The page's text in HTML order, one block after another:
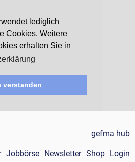
lediglich
Cookies. Weitere
erhalten Sie in
verstanden
gefma hub
Jobbörse Newsletter Shop Login